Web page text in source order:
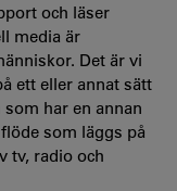
och läser
media är
Det är vi
ett eller annat sätt
har en annan
som läggs på
tv, radio och